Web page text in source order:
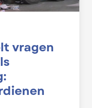
vragen